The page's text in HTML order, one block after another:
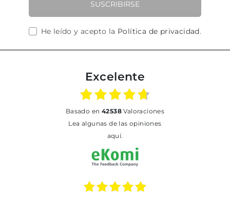
SUSCRIBIRSE
He leído y acepto la Política de privacidad.
Excelente
basado en 42538Valoraciones
Lea algunas de las opiniones
aquí.